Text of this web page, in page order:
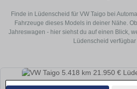
Finde in Lüdenscheid für VW Taigo bei
Fahrzeuge dieses Models in deiner Nähe.
Jahreswagen - hier siehst du auf einen Blick,
Lüdenscheid verfügbar